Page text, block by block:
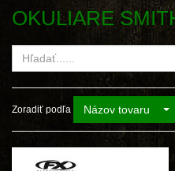
OKULIARE
Zoradiť podľa Názov tovaru